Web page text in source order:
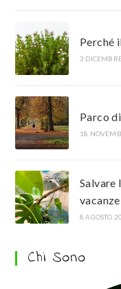
Perché
3
Parco
18
Salvare
vacanze
8 AGOSTO
Chi Sono